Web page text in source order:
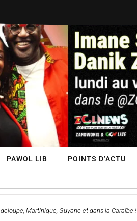
PAWOL LIB POINTS D’ACTU
Martinique, Guyane et dans la Caraïbe !